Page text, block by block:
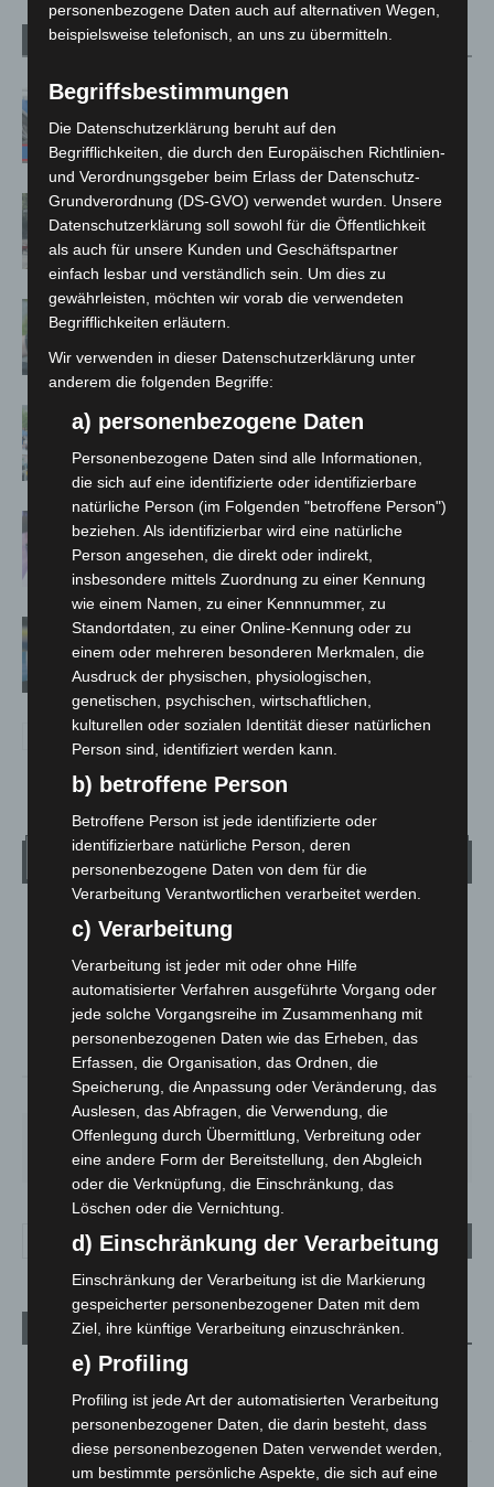
Verwandte Artikel Mehr vom Autor
Mann läuft mit Hockeyschläger über
A7 – Polizei sucht Zeugen
Gasleitung bei McDonald’s-Umbau in
Langenhagen beschädigt
Langenhagen: Autofahrer mit 3,17
Blaulichtmeile Langenhagen 2026:
hautnah erleben
Polizei Langenhagen testet Aufnahme
von Anzeigen per Videochat
Vermisste Seniorin aus Godshorn tot
aufgefunden
Wetter
LANGENHAGEN
16.8°C 17.7°
16.7°
58% 2.2m/s 34%
FR.
25°
SA.
26°
SO.
31°
MO.
35°
DI.
17
Aktuelle Beiträge
Brand im „Haus der Begegnung“ in Neuwarmbüchen schnell
eingedämmt
6. August 2026
Region Hannover: 21 neue Notfallsanitäter starten beim
personenbezogene Daten auch auf alternativen Wegen,
beispielsweise telefonisch, an uns zu übermitteln.
Begriffsbestimmungen
Die Datenschutzerklärung beruht auf den
Begrifflichkeiten, die durch den Europäischen Richtlinien-
und Verordnungsgeber beim Erlass der Datenschutz-
Grundverordnung (DS-GVO) verwendet wurden. Unsere
Datenschutzerklärung soll sowohl für die Öffentlichkeit
als auch für unsere Kunden und Geschäftspartner
einfach lesbar und verständlich sein. Um dies zu
gewährleisten, möchten wir vorab die verwendeten
Begrifflichkeiten erläutern.
Wir verwenden in dieser Datenschutzerklärung unter
anderem die folgenden Begriffe:
a) personenbezogene Daten
Personenbezogene Daten sind alle Informationen,
die sich auf eine identifizierte oder identifizierbare
natürliche Person (im Folgenden "betroffene Person")
beziehen. Als identifizierbar wird eine natürliche
Person angesehen, die direkt oder indirekt,
insbesondere mittels Zuordnung zu einer Kennung
wie einem Namen, zu einer Kennnummer, zu
Standortdaten, zu einer Online-Kennung oder zu
einem oder mehreren besonderen Merkmalen, die
Ausdruck der physischen, physiologischen,
genetischen, psychischen, wirtschaftlichen,
kulturellen oder sozialen Identität dieser natürlichen
Person sind, identifiziert werden kann.
b) betroffene Person
Betroffene Person ist jede identifizierte oder
identifizierbare natürliche Person, deren
personenbezogene Daten von dem für die
Verarbeitung Verantwortlichen verarbeitet werden.
c) Verarbeitung
Verarbeitung ist jeder mit oder ohne Hilfe
automatisierter Verfahren ausgeführte Vorgang oder
jede solche Vorgangsreihe im Zusammenhang mit
personenbezogenen Daten wie das Erheben, das
Erfassen, die Organisation, das Ordnen, die
Speicherung, die Anpassung oder Veränderung, das
Auslesen, das Abfragen, die Verwendung, die
Offenlegung durch Übermittlung, Verbreitung oder
eine andere Form der Bereitstellung, den Abgleich
oder die Verknüpfung, die Einschränkung, das
Löschen oder die Vernichtung.
d) Einschränkung der Verarbeitung
Einschränkung der Verarbeitung ist die Markierung
gespeicherter personenbezogener Daten mit dem
Ziel, ihre künftige Verarbeitung einzuschränken.
e) Profiling
Profiling ist jede Art der automatisierten Verarbeitung
personenbezogener Daten, die darin besteht, dass
diese personenbezogenen Daten verwendet werden,
um bestimmte persönliche Aspekte, die sich auf eine